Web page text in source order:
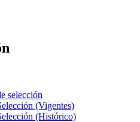
selección
(Vigentes)
(Histórico)